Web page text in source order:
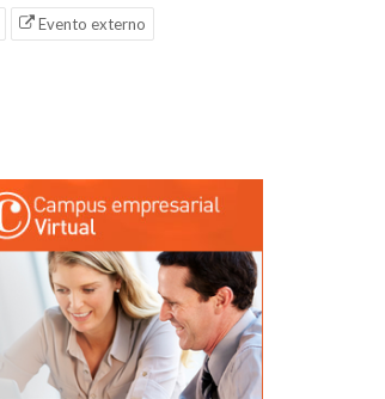
Evento externo